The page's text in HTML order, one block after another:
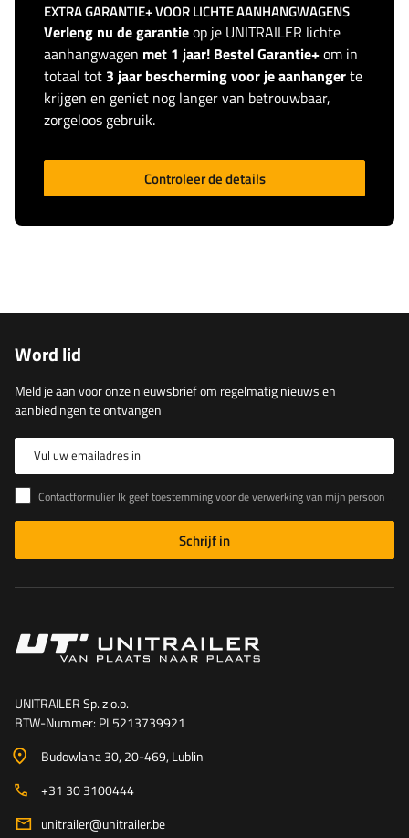
EXTRA GARANTIE+ VOOR LICHTE AANHANGWAGENS
Verleng nu de garantieop je UNITRAILER lichte
aanhangwagen met 1 jaar! Bestel Garantie+om in
totaal tot 3 jaar bescherming voor je aanhangerte
krijgen en geniet nog langer van betrouwbaar,
zorgeloos gebruik.
Controleer de details
Word lid
Meld je aan voor onze nieuwsbrief om regelmatig nieuws en
aanbiedingen te ontvangen
Vul uw emailadres in
Contactformulier Ik geef toestemming voor de verwerking van mijn persoonlijke gegevens in het contactformulier in overeenstemming met de Verordening van het Europees Parlement en de Raad (EU)
Schrijf in
UNITRAILER Sp. z o.o.
BTW-Nummer: PL5213739921
Budowlana 30, 20-469, Lublin
+31 30 3100444
unitrailer@unitrailer.be